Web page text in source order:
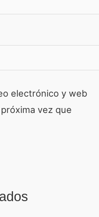
electrónico y web
vez que